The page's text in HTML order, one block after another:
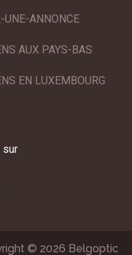
UNE-ANNONCE
AUX PAYS-BAS
EN LUXEMBOURG
sur
© 2026 Belgoptic